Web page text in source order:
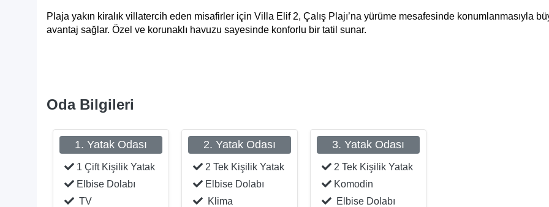
Plaja yakın kiralık villatercih eden misafirler için Villa Elif 2, Çalış Plajı’na yürüme mesafesinde konumlanmasıyla
avantaj sağlar. Özel ve korunaklı havuzu sayesinde konforlu bir tatil sunar.
Oda Bilgileri
1. Yatak Odası
1 Çift Kişilik Yatak
Elbise Dolabı
TV
2. Yatak Odası
2 Tek Kişilik Yatak
Elbise Dolabı
Klima
3. Yatak Odası
2 Tek Kişilik Yatak
Komodin
Elbise Dolabı